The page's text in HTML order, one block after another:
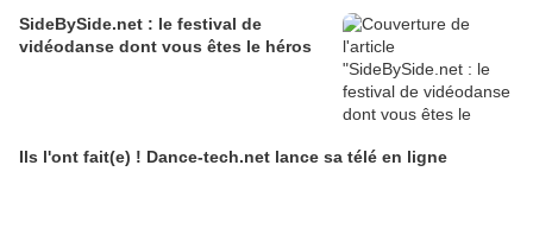
SideBySide.net : le festival de
vidéodanse dont vous êtes le héros
Ils l'ont fait(e) ! Dance-tech.net lance sa télé en ligne